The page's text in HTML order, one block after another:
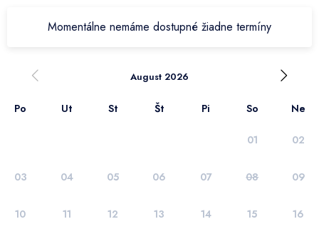
Momentálne nemáme dostupné žiadne termíny
August 2026
Po Ut St Št Pi So Ne
01 02
03 04 05 06 07 08 09
10 11 12 13 14 15 16